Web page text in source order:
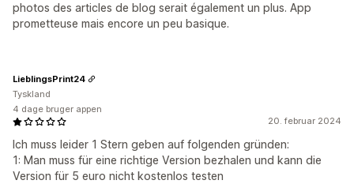
photos des articles de blog serait également un plus. App
prometteuse mais encore un peu basique.
20. februar 2024
Ich muss leider 1 Stern geben auf folgenden gründen:
1: Man muss für eine richtige Version bezhalen und kann die
Version für 5 euro nicht kostenlos testen
LieblingsPrint24
Tyskland
4 dage bruger appen